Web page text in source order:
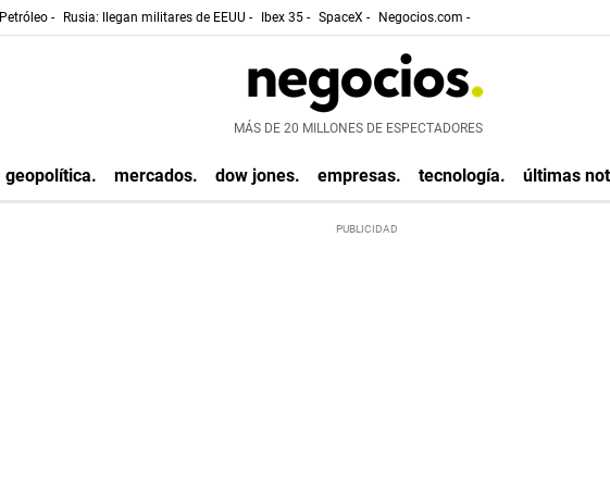
Petróleo - Rusia: llegan militares de EEUU - Ibex 35 - SpaceX - Negocios.com -
MÁS DE 20 MILLONES DE ESPECTADORES
geopolítica. mercados. dow jones. empresas. tecnología. últimas